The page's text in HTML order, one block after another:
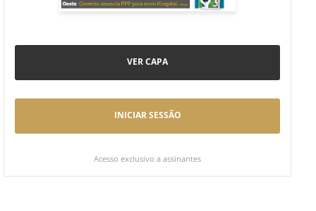
VER CAPA
INICIAR SESSÃO
Acesso exclusivo a assinantes